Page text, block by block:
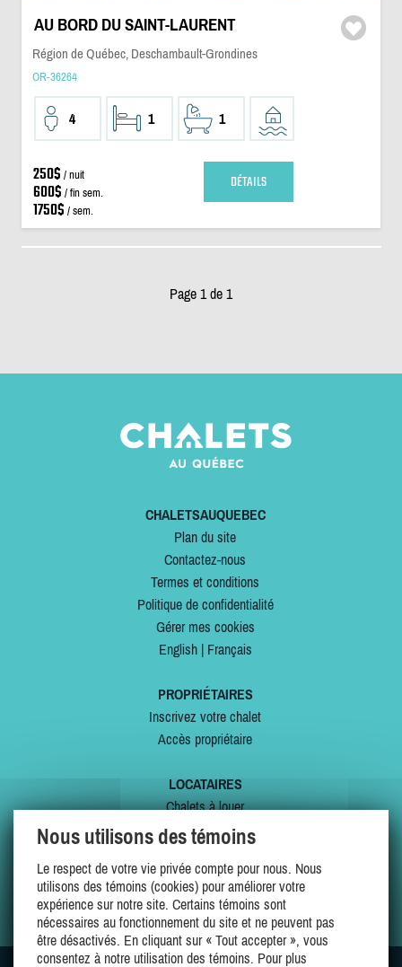
AU BORD DU SAINT-LAURENT
Région de Québec, Deschambault-Grondines
OR-36264
4 1 1
250$ / nuit
600$ / fin sem.
1750$ / sem.
DÉTAILS
Page 1 de 1
CHALETSAUQUEBEC
Plan du site
Contactez-nous
Termes et conditions
Politique de confidentialité
Gérer mes cookies
English| Français
PROPRIÉTAIRES
Inscrivez votre chalet
Accès propriétaire
LOCATAIRES
Chalets à louer
Chalets à vendre
Offres spéciales
Mes favoris
Nous utilisons des témoins
Le respect de votre vie privée compte pour nous. Nous
utilisons des témoins (cookies) pour améliorer votre
expérience sur notre site. Certains témoins sont
nécessaires au fonctionnement du site et ne peuvent pas
être désactivés. En cliquant sur « Tout accepter », vous
consentez à notre utilisation des témoins. Pour plus